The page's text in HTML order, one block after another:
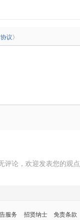
议》
评论，欢迎发表您的观点
服务 招贤纳士 免责条款